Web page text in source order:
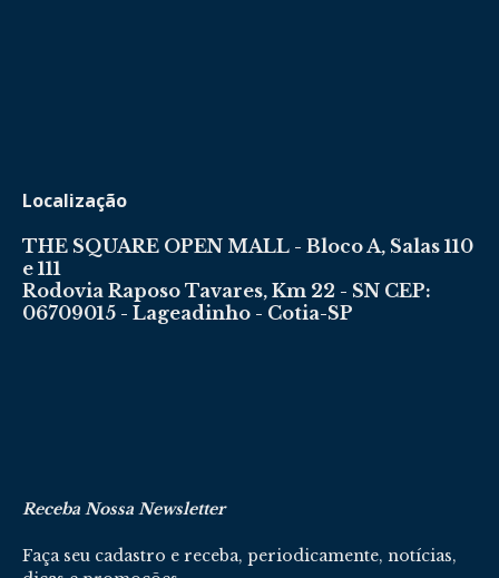
Localização
THE SQUARE OPEN MALL - Bloco A, Salas 110
e 111
Rodovia Raposo Tavares, Km 22 - SN CEP:
06709015 - Lageadinho - Cotia-SP
Receba Nossa Newsletter
Faça seu cadastro e receba, periodicamente, notícias,